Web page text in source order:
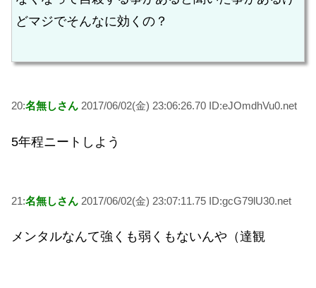
どマジでそんなに効くの？
20:名無しさん 2017/06/02(金) 23:06:26.70 ID:eJOmdhVu0.net
5年程ニートしよう
21:名無しさん 2017/06/02(金) 23:07:11.75 ID:gcG79lU30.net
メンタルなんて強くも弱くもないんや（達観